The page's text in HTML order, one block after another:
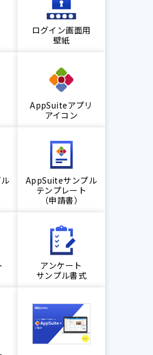
ログイン画面用
壁紙
AppSuiteアプリ
アイコン
AppSuiteサンプル
テンプレート
（申請書）
アンケート
サンプル書式